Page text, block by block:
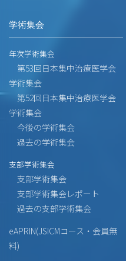
学術集会
年次学術集会
第53回日本集中治療医学会
学術集会
第52回日本集中治療医学会
学術集会
今後の学術集会
過去の学術集会
支部学術集会
支部学術集会
支部学術集会レポート
過去の支部学術集会
eAPRIN(JSICMコース・会員無
料)